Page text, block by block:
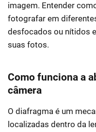
imagem. Entender
fotografar em
desfocados ou nítidos
suas fotos.
Como funciona a
câmera
O diafragma é um
localizadas dentro da